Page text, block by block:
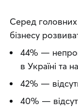
Серед
бізнесу
44% —
в Україні та
42% —
40% —